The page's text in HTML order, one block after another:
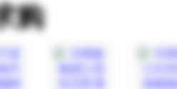
购